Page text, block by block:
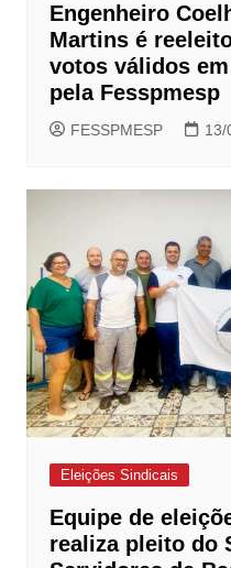
Engenheiro
Martins é
votos válidos
pela Fesspmesp
FESSPMESP 13/
Eleições Sindicais
Equipe de
realiza pleito do